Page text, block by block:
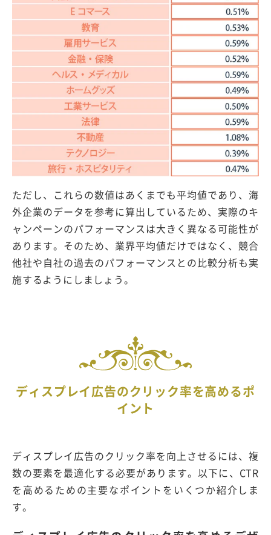
ただし、これらの数値はあくまでも平均値であり、海
外企業のデータを参考に算出しているため、実際のキ
ャンペーンのパフォーマンスは大きく異なる可能性が
あります。そのため、業界平均値だけではなく、競合
他社や自社の過去のパフォーマンスとの比較分析も実
施するようにしましょう。
ディスプレイ広告のクリック率を高めるポ
イント
ディスプレイ広告のクリック率を向上させるには、複
数の要素を最適化する必要があります。以下に、CTR
を高めるための主要なポイントをいくつか紹介しま
す。